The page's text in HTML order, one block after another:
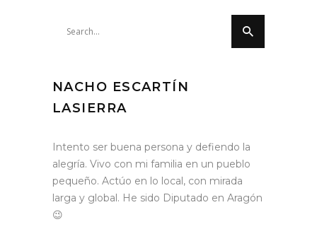
NACHO ESCARTÍN
LASIERRA
Intento ser buena persona y defiendo la
alegría. Vivo con mi familia en un pueblo
pequeño. Actúo en lo local, con mirada
larga y global. He sido Diputado en Aragón
😉